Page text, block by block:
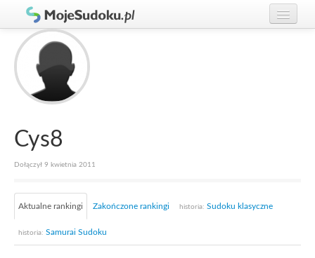
Graj w Sudoku!
Zasady Sudoku
Rankingi
Gracze
Cys8
Dołączył 9 kwietnia 2011
Aktualne rankingi Zakończone rankingi historia: Sudoku klasyczne
historia: Samurai Sudoku